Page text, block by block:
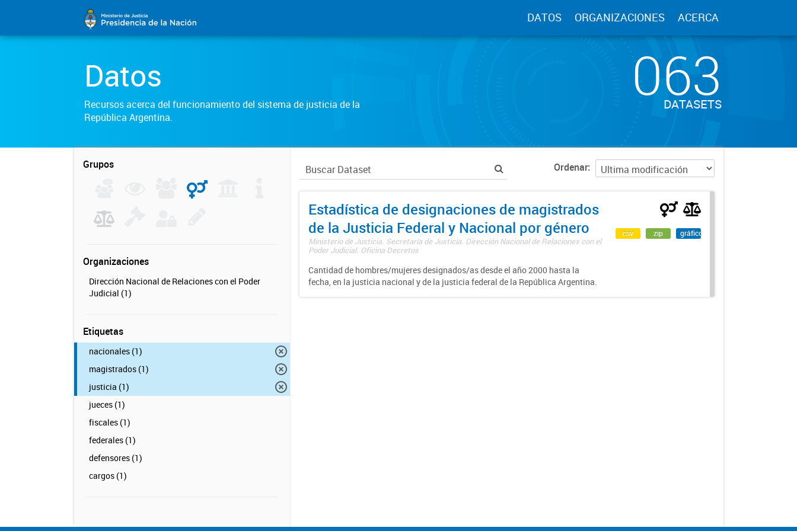
DATOS ORGANIZACIONES ACERCA
Datos
Recursos acerca del funcionamiento del sistema de justicia de la
República Argentina.
063
DATASETS
Grupos
Organizaciones
Dirección Nacional de Relaciones con el Poder
Judicial (1)
Etiquetas
nacionales (1)
magistrados (1)
justicia (1)
jueces (1)
fiscales (1)
federales (1)
defensores (1)
cargos (1)
Ordenar
Estadística de designaciones de magistrados
de la Justicia Federal y Nacional por género
Ministerio de Justicia. Secretaría de Justicia. Dirección Nacional de Relaciones con el
Poder Judicial. Oficina Decretos
Cantidad de hombres/mujeres designados/as desde el año 2000 hasta la
fecha, en la justicia nacional y de la justicia federal de la República Argentina.
csv zip gráfico